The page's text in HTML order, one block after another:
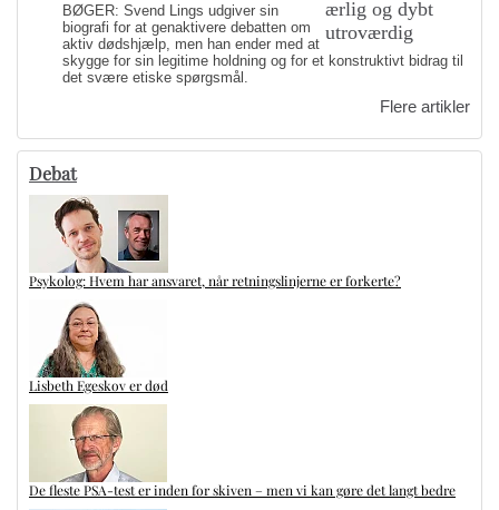
BØGER: Svend Lings udgiver sin
biografi for at genaktivere debatten om
aktiv dødshjælp, men han ender med at
skygge for sin legitime holdning og for et konstruktivt bidrag til
det svære etiske spørgsmål.
Flere artikler
Debat
Psykolog: Hvem har ansvaret, når retningslinjerne er forkerte?
Lisbeth Egeskov er død
De fleste PSA-test er inden for skiven – men vi kan gøre det langt bedre